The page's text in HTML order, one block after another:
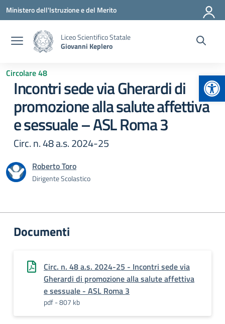
Vai ai contenuti
Vai al menu di navigazione
Vai al footer
Ministero dell'Istruzione e del Merito
Liceo Scientifico Statale
Giovanni Keplero
Circolare 48
Incontri sede via Gherardi di
promozione alla salute affettiva
e sessuale – ASL Roma 3
Circ. n. 48 a.s. 2024-25
Roberto Toro
Dirigente Scolastico
Documenti
Circ. n. 48 a.s. 2024-25 - Incontri sede via
Gherardi di promozione alla salute affettiva
e sessuale - ASL Roma 3
pdf - 807 kb